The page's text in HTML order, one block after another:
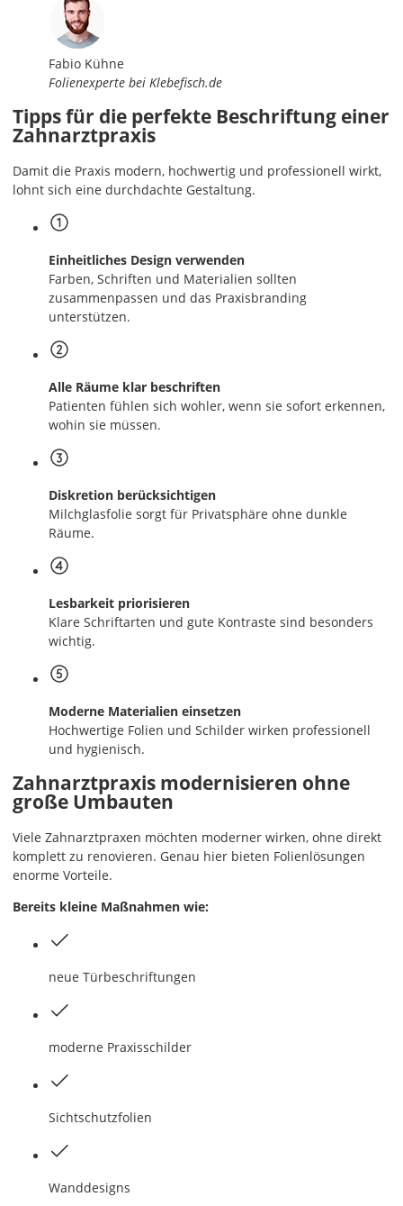
Fabio Kühne
Folienexperte bei Klebefisch.de
Tipps für die perfekte Beschriftung einer
Zahnarztpraxis
Damit die Praxis modern, hochwertig und professionell wirkt,
lohnt sich eine durchdachte Gestaltung.
Einheitliches Design verwenden
Farben, Schriften und Materialien sollten
zusammenpassen und das Praxisbranding
unterstützen.
Alle Räume klar beschriften
Patienten fühlen sich wohler, wenn sie sofort erkennen,
wohin sie müssen.
Diskretion berücksichtigen
Milchglasfolie sorgt für Privatsphäre ohne dunkle
Räume.
Lesbarkeit priorisieren
Klare Schriftarten und gute Kontraste sind besonders
wichtig.
Moderne Materialien einsetzen
Hochwertige Folien und Schilder wirken professionell
und hygienisch.
Zahnarztpraxis modernisieren ohne
große Umbauten
Viele Zahnarztpraxen möchten moderner wirken, ohne direkt
komplett zu renovieren. Genau hier bieten Folienlösungen
enorme Vorteile.
Bereits kleine Maßnahmen wie:
neue Türbeschriftungen
moderne Praxisschilder
Sichtschutzfolien
Wanddesigns